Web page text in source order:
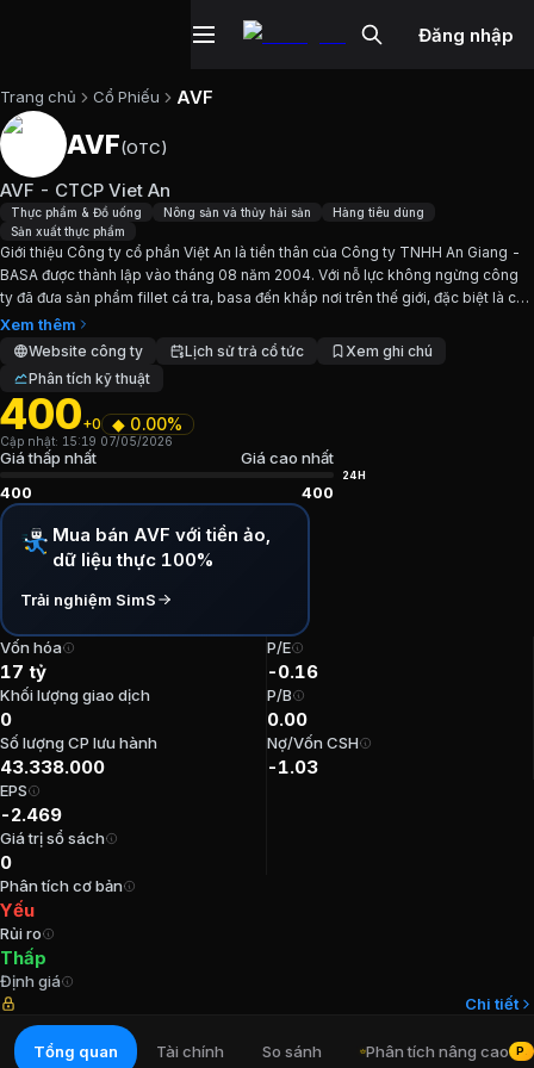
Đăng nhập
Trang chủ Cổ Phiếu AVF
Cổ phiếuAVF
Cập nhật: 7/5/2026.
Ngành:Thực phẩm & Đồ uống, Nông sản và thủy hải sản,
Giới thiệu
Giới thiệu Công ty cổ phần Việt An là tiền thân của Công
Chỉ số tài chính AVF
Giá hiện tại: 400VND
Vốn hóa: 17 tỷ đồng
P/E: -0,16
P/B: 0
ROE:
Tỷ suất cổ tức:
Ban lãnh đạo AVF - CTCP Viet An
Kế toán trưởng
Trưởng Ban kiểm soát
Thành viên Ban kiểm soát
Cổ đông lớn
Lê Văn Lợi
13,06%
AVF(OTC)
AVF - CTCP Viet An
Thực phẩm & Đồ uống Nông sản và thủy hải sản
Hàng tiêu dùng
Sản xuất thực phẩm
Giới thiệu Công ty cổ phần Việt An là tiền thân của Công ty TNHH An Giang -
BASA được thành lập vào tháng 08 năm 2004. Với nỗ lực không ngừng công
ty đã đưa sản phẩm fillet cá tra, basa đến khắp nơi trên thế giới, đặc biệt là các
thị trường truyền thống như...
Xem thêm
Website công ty Lịch sử trả cổ tức
Xem ghi chú
Phân tích kỹ thuật
400+0 ◆ 0.00%
Cập nhật: 15:19 07/05/2026
Giá thấp nhất
Giá cao nhất
400
400
24H
Mua bán AVF với tiền ảo,
dữ liệu thực 100%
Trải nghiệm SimS
Vốn hóa
17 tỷ
Khối lượng giao dịch
0
Số lượng CP lưu hành
43.338.000
P/E
-0.16
P/B
0.00
Nợ/Vốn CSH
-1.03
EPS
-2.469
Giá trị sổ sách
0
Phân tích cơ bản
Yếu
Rủi ro
Thấp
Định giá
Chi tiết
Tổng quan Tài chính So sánh Phân tích nâng cao